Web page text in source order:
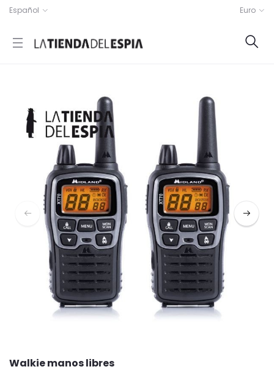
Español Euro
Walkie manos libres